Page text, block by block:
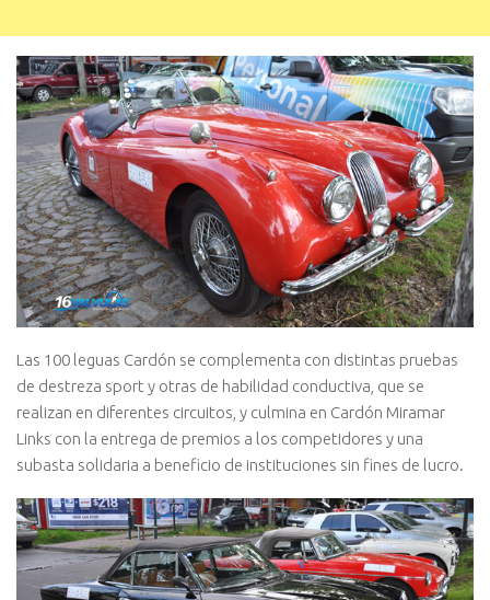
Las 100 leguas Cardón se complementa con distintas pruebas
de destreza sport y otras de habilidad conductiva, que se
realizan en diferentes circuitos, y culmina en Cardón Miramar
Links con la entrega de premios a los competidores y una
subasta solidaria a beneficio de instituciones sin fines de lucro.